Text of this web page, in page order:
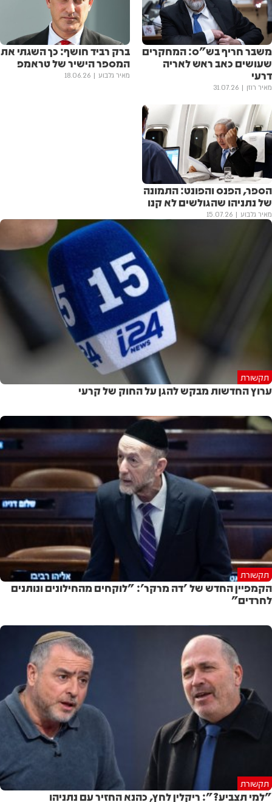
משבר חריף בש"ס: המחקרים
שעושים כאב ראש לאריה
דרעי
מאיר רוזן 31.07.26
ברק רביד חושף: כך השגתי את
המספר הישיר של טראמפ
מאיר גלבוע 18.06.26
הספר, הפנס והפונט: התמונה
של נתניהו שהגולשים לא קנו
מאיר גלבוע 15.07.26
תקשורת
ערוץ החדשות מבקש להגן על החוק של קרעי
תקשורת
הקמפיין החדש של 'דה מרקר': "לוקחים מהחילונים ונותנים
לחרדים"
תקשורת
"למי תצביע?": ריקלין לחץ, כהנא החזיר עם נתניהו